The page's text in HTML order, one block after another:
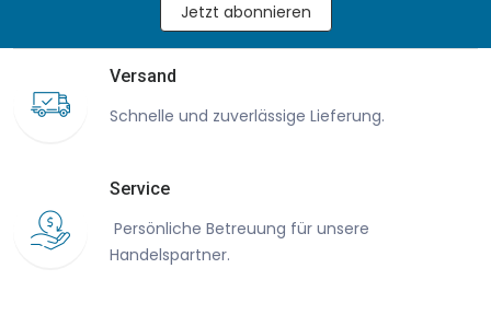
Jetzt abonnieren
Versand
Schnelle und zuverlässige Lieferung.
Service
Persönliche Betreuung für unsere
Handelspartner.